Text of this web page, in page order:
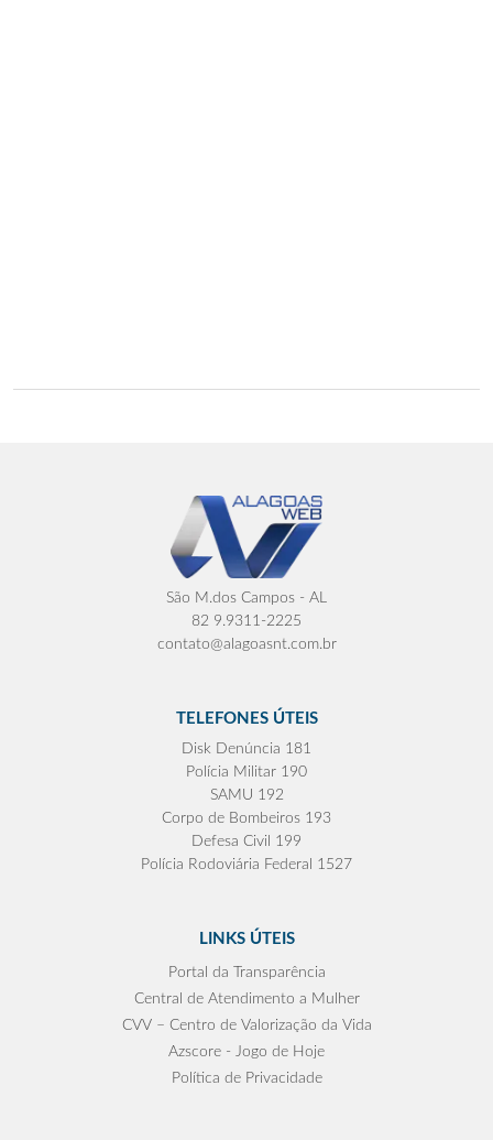
São M.dos Campos - AL
82 9.9311-2225
contato@alagoasnt.com.br
TELEFONES ÚTEIS
Disk Denúncia 181
Polícia Militar 190
SAMU 192
Corpo de Bombeiros 193
Defesa Civil 199
Polícia Rodoviária Federal 1527
LINKS ÚTEIS
Portal da Transparência
Central de Atendimento a Mulher
CVV – Centro de Valorização da Vida
Azscore - Jogo de Hoje
Política de Privacidade